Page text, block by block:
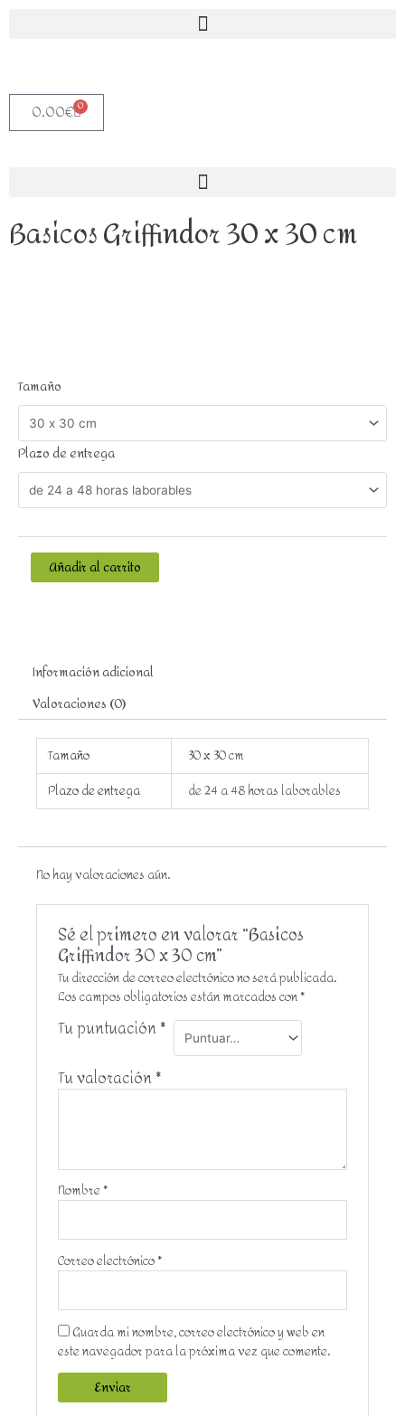
0,00€ 0
Basicos Griffindor 30 x 30 cm
Tamaño
Plazo de entrega
Añadir al carrito
Información adicional
Valoraciones (0)
Tamaño
30 x 30 cm
Plazo de entrega
de 24 a 48 horas laborables
No hay valoraciones aún.
Sé el primero en valorar “Basicos
Griffindor 30 x 30 cm”
Tu dirección de correo electrónico no será publicada.
Los campos obligatorios están marcados con*
Tu puntuación*
Tu valoración*
Nombre*
Correo electrónico*
Guarda mi nombre, correo electrónico y web en
este navegador para la próxima vez que comente.